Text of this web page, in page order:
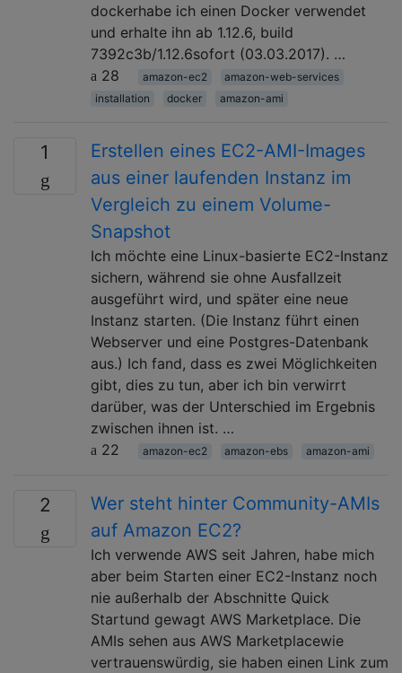
dockerhabe ich einen Docker verwendet
und erhalte ihn ab 1.12.6, build
7392c3b/1.12.6sofort (03.03.2017). …
28
amazon-ec2
amazon-web-services
installation
docker amazon-ami
1
Erstellen eines EC2-AMI-Images
aus einer laufenden Instanz im
Vergleich zu einem Volume-
Snapshot
Ich möchte eine Linux-basierte EC2-Instanz
sichern, während sie ohne Ausfallzeit
ausgeführt wird, und später eine neue
Instanz starten. (Die Instanz führt einen
Webserver und eine Postgres-Datenbank
aus.) Ich fand, dass es zwei Möglichkeiten
gibt, dies zu tun, aber ich bin verwirrt
darüber, was der Unterschied im Ergebnis
zwischen ihnen ist. …
22
amazon-ec2 amazon-ebs amazon-ami
2
Wer steht hinter Community-AMIs
auf Amazon EC2?
Ich verwende AWS seit Jahren, habe mich
aber beim Starten einer EC2-Instanz noch
nie außerhalb der Abschnitte Quick
Startund gewagt AWS Marketplace. Die
AMIs sehen aus AWS Marketplacewie
vertrauenswürdig, sie haben einen Link zum